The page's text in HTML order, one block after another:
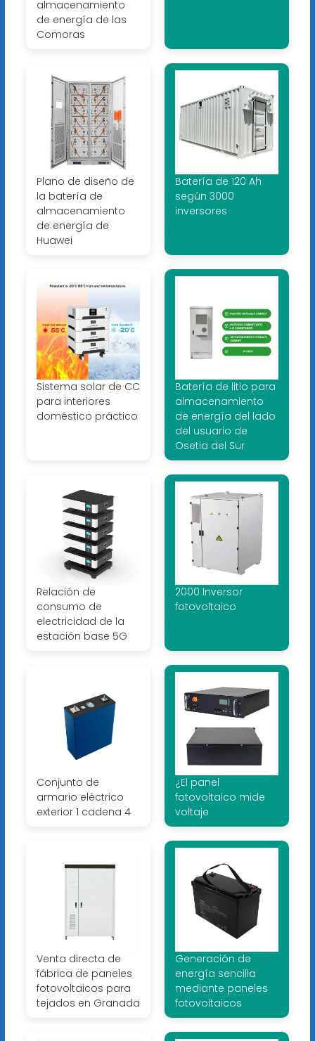
almacenamiento
de energía de las
Comoras
Plano de diseño de
la batería de
almacenamiento
de energía de
Huawei
Batería de 120 Ah
según 3000
inversores
Sistema solar de CC
para interiores
doméstico práctico
Batería de litio para
almacenamiento
de energía del lado
del usuario de
Osetia del Sur
Relación de
consumo de
electricidad de la
estación base 5G
2000 Inversor
fotovoltaico
Conjunto de
armario eléctrico
exterior 1 cadena 4
¿El panel
fotovoltaico mide
voltaje
Venta directa de
fábrica de paneles
fotovoltaicos para
tejados en Granada
Generación de
energía sencilla
mediante paneles
fotovoltaicos